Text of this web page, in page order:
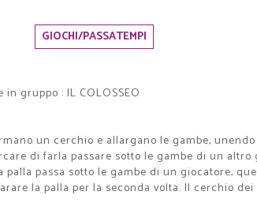
GIOCHI/PASSATEMPI
gruppo : IL COLOSSEO
un cerchio e allargano le gambe,
di farla passare sotto le gambe di un
passa sotto le gambe di un giocatore,
la palla per la seconda volta. Il cerchio